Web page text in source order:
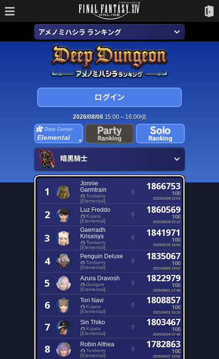
アメノミハシラ ランキング
2026/08/0815:00～16:00頃
Elemental
暗黒騎士
1
Jonnie
Garmtrain
Tonberry
[Elemental]
1866753
100
2023/12/09 22:54
2 Luz Freddo
Kujata
[Elemental]
1860569
100
2021/03/18 22:12
3
Gaerradh
Krisxisys
Tonberry
[Elemental]
1841971
100
2023/02/25 16:53
4 Penguin Deluxe
Tonberry
[Elemental]
1835067
100
2021/03/25 19:02
5 Azura Dravosh
Gungnir
[Elemental]
1822979
100
2026/08/01 17:48
6 Tori Navi
Kujata
[Elemental]
1808857
100
2021/04/01 15:15
7 Sin Thiko
Kujata
[Elemental]
1803467
100
2024/05/24 07:48
8 Robin Althea
Tonberry
[Elemental]
1782863
100
2025/09/07 23:55